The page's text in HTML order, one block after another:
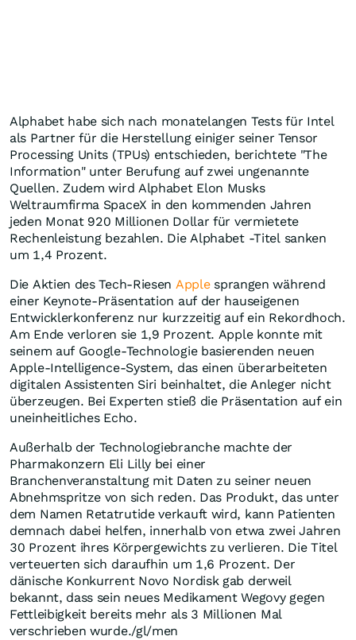
Alphabet habe sich nach monatelangen Tests für Intel
als Partner für die Herstellung einiger seiner Tensor
Processing Units (TPUs) entschieden, berichtete "The
Information" unter Berufung auf zwei ungenannte
Quellen. Zudem wird Alphabet Elon Musks
Weltraumfirma SpaceX in den kommenden Jahren
jeden Monat 920 Millionen Dollar für vermietete
Rechenleistung bezahlen. Die Alphabet -Titel sanken
um 1,4 Prozent.
Die Aktien des Tech-Riesen Applesprangen während
einer Keynote-Präsentation auf der hauseigenen
Entwicklerkonferenz nur kurzzeitig auf ein Rekordhoch.
Am Ende verloren sie 1,9 Prozent. Apple konnte mit
seinem auf Google-Technologie basierenden neuen
Apple-Intelligence-System, das einen überarbeiteten
digitalen Assistenten Siri beinhaltet, die Anleger nicht
überzeugen. Bei Experten stieß die Präsentation auf ein
uneinheitliches Echo.
Außerhalb der Technologiebranche machte der
Pharmakonzern Eli Lilly bei einer
Branchenveranstaltung mit Daten zu seiner neuen
Abnehmspritze von sich reden. Das Produkt, das unter
dem Namen Retatrutide verkauft wird, kann Patienten
demnach dabei helfen, innerhalb von etwa zwei Jahren
30 Prozent ihres Körpergewichts zu verlieren. Die Titel
verteuerten sich daraufhin um 1,6 Prozent. Der
dänische Konkurrent Novo Nordisk gab derweil
bekannt, dass sein neues Medikament Wegovy gegen
Fettleibigkeit bereits mehr als 3 Millionen Mal
verschrieben wurde./gl/men